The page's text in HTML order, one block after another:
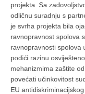
projekta. Sa
odličnu suradnju s
je svrha projekta bila
ravnopravnost spolova
ravnopravnosti spolova
podići razinu
mehanizmima zaštite
povećati učinkovitost
EU